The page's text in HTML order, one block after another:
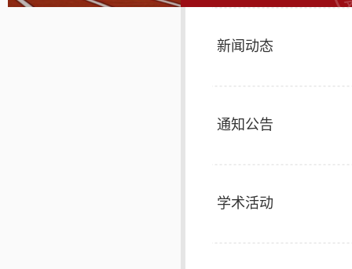
新闻动态
通知公告
学术活动